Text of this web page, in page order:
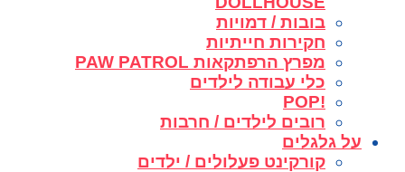
בובות / דמויות
חקירות חייתיות
מפרץ הרפתקאות PAW PATROL
כלי עבודה לילדים
!POP
רובים לילדים / חרבות
על גלגלים
קורקינט פעלולים / ילדים